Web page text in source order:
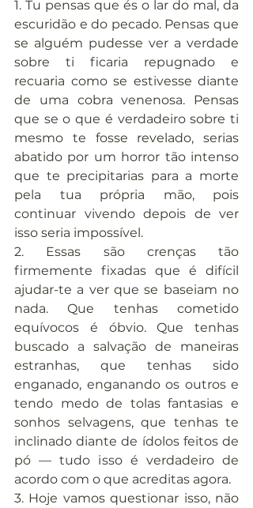
1. Tu pensas que és o lar do mal, da
escuridão e do pecado. Pensas que
se alguém pudesse ver a verdade
sobre ti ficaria repugnado e
recuaria como se estivesse diante
de uma cobra venenosa. Pensas
que se o que é verdadeiro sobre ti
mesmo te fosse revelado, serias
abatido por um horror tão intenso
que te precipitarias para a morte
pela tua própria mão, pois
continuar vivendo depois de ver
isso seria impossível.
2. Essas são crenças tão
firmemente fixadas que é difícil
ajudar-te a ver que se baseiam no
nada. Que tenhas cometido
equívocos é óbvio. Que tenhas
buscado a salvação de maneiras
estranhas, que tenhas sido
enganado, enganando os outros e
tendo medo de tolas fantasias e
sonhos selvagens, que tenhas te
inclinado diante de ídolos feitos de
pó — tudo isso é verdadeiro de
acordo com o que acreditas agora.
3. Hoje vamos questionar isso, não